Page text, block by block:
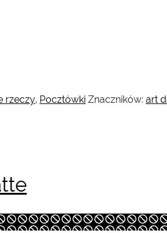
rzeczy, Pocztówki Znaczników: art